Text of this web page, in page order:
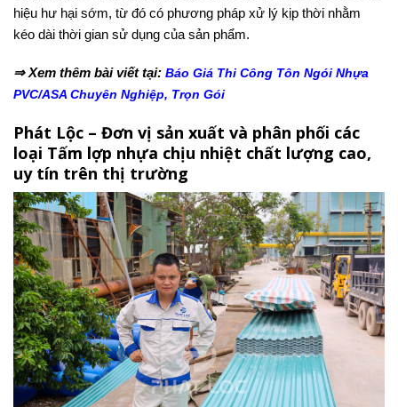
hiệu hư hại sớm, từ đó có phương pháp xử lý kịp thời nhằm
kéo dài thời gian sử dụng của sản phẩm.
⇒ Xem thêm bài viết tại: Báo Giá Thi Công Tôn Ngói Nhựa
PVC/ASA Chuyên Nghiệp, Trọn Gói
Phát Lộc – Đơn vị sản xuất và phân phối các
loại Tấm lợp nhựa chịu nhiệt chất lượng cao,
uy tín trên thị trường